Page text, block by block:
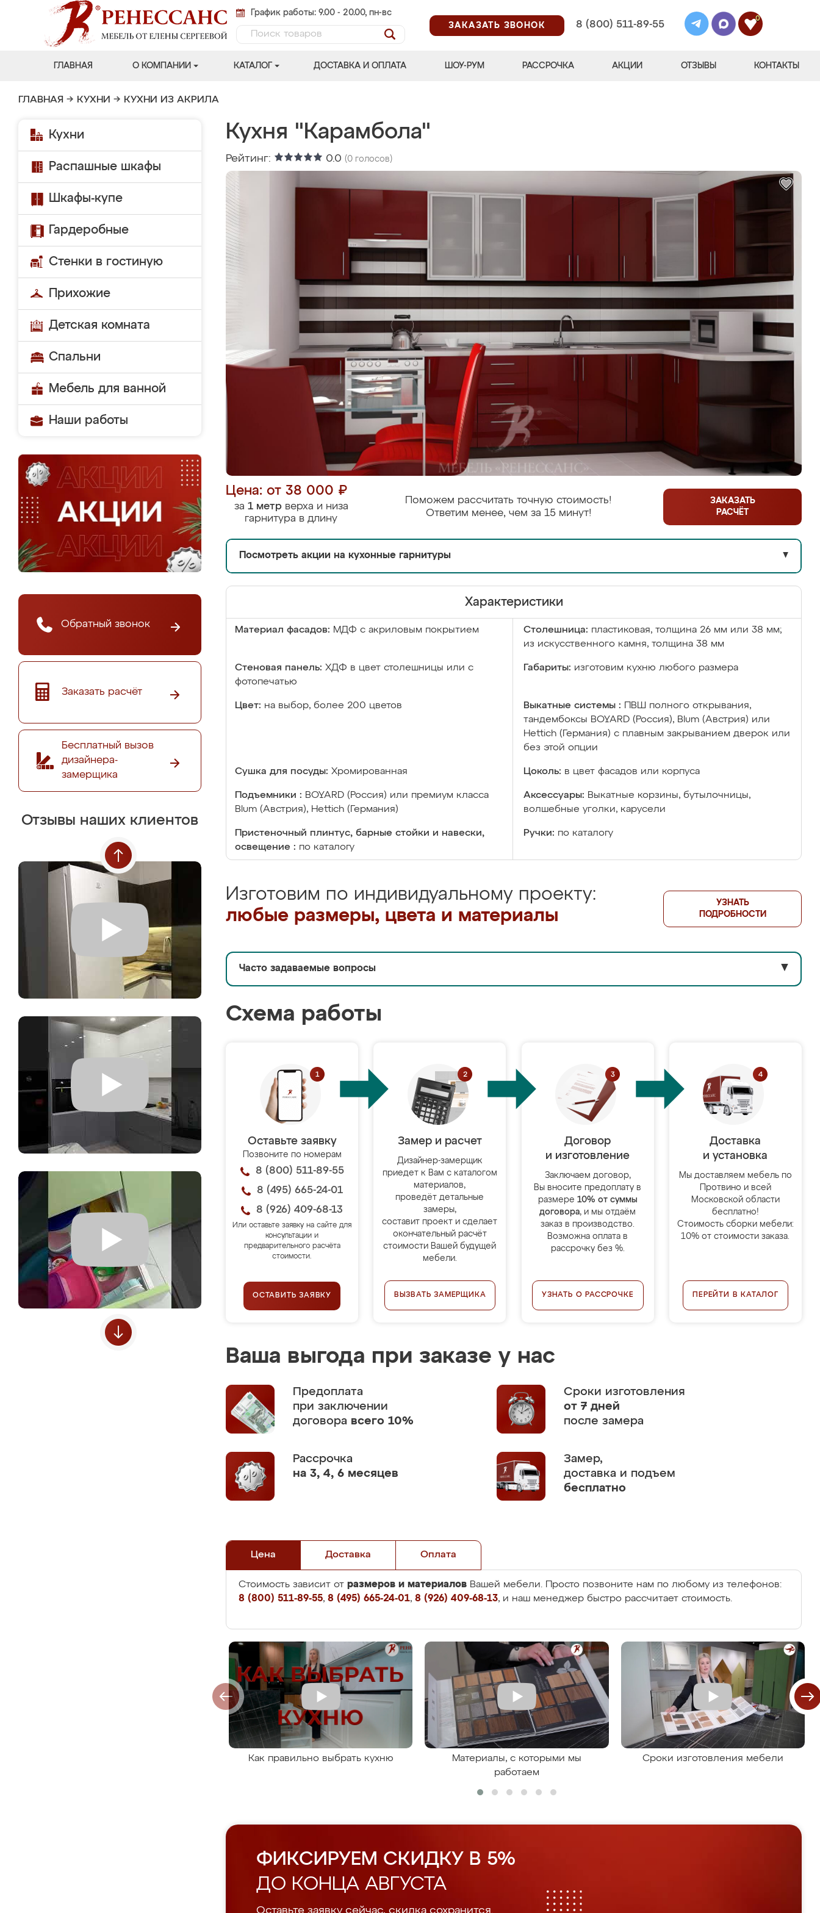
График работы: 9.00 - 20.00, пн-вс
ЗАКАЗАТЬ ЗВОНОК
8 (800) 511-89-55
0
ГЛАВНАЯ О КОМПАНИИ КАТАЛОГ ДОСТАВКА И ОПЛАТА ШОУ-РУМ РАССРОЧКА АКЦИИ ОТЗЫВЫ КОНТАКТЫ
ГЛАВНАЯ → КУХНИ → КУХНИ ИЗ АКРИЛА
Кухни
Распашные шкафы
Шкафы-купе
Гардеробные
Стенки в гостиную
Прихожие
Детская комната
Спальни
Мебель для ванной
Наши работы
Обратный звонок
Заказать расчёт
Бесплатный вызов
дизайнера-
замерщика
Отзывы наших клиентов
Кухня "Карамбола"
Рейтинг: 0.0 (0 голосов)
Цена: от 38 000 ₽
за 1 метрверха и низа
гарнитура в длину
Поможем рассчитать точную стоимость!
Ответим менее, чем за 15 минут!
ЗАКАЗАТЬ
РАСЧЁТ
Посмотреть акции на кухонные гарнитуры ▼
Характеристики
Материал фасадов: МДФ с акриловым покрытием Столешница: пластиковая, толщина 26 мм или 38 мм;
из искусственного камня, толщина 38 мм
Стеновая панель: ХДФ в цвет столешницы или с
фотопечатью
Габариты: изготовим кухню любого размера
Цвет: на выбор, более 200 цветов Выкатные системы :
ПВШ полного открывания,
тандембоксы BOYARD (Россия), Blum (Австрия) или
Hettich (Германия) с плавным закрыванием дверок или
без этой опции
Сушка для посуды: Хромированная Цоколь: в цвет фасадов или корпуса
Подъемники : BOYARD (Россия) или премиум класса
Blum (Австрия), Hettich (Германия)
Аксессуары: Выкатные корзины, бутылочницы,
волшебные уголки, карусели
Пристеночный плинтус, барные стойки и навески,
освещение : по каталогу
Ручки: по каталогу
Изготовим по индивидуальному проекту:
любые размеры, цвета и материалы
УЗНАТЬ
ПОДРОБНОСТИ
Часто задаваемые вопросы ▼
Схема работы
Оставьте заявку
Позвоните по номерам
8 (800) 511-89-55
8 (495) 665-24-01
8 (926) 409-68-13
Или оставьте заявку на сайте для
консультации и
предварительного расчёта
стоимости.
ОСТАВИТЬ ЗАЯВКУ
Замер и расчет
Дизайнер-замерщик
приедет к Вам с каталогом
материалов,
проведёт детальные
замеры,
составит проект и сделает
окончательный расчёт
стоимости Вашей будущей
мебели.
ВЫЗВАТЬ ЗАМЕРЩИКА
Договор
и изготовление
Заключаем договор,
Вы вносите предоплату в
размере 10% от суммы
договора, и мы отдаём
заказ в производство.
Возможна оплата в
рассрочку без %.
УЗНАТЬ О РАССРОЧКЕ
Доставка
и установка
Мы доставляем мебель по
Протвино и всей
Московской области
бесплатно!
Стоимость сборки мебели:
10% от стоимости заказа.
ПЕРЕЙТИ В КАТАЛОГ
Ваша выгода при заказе у нас
Предоплата
при заключении
договора всего 10%
Сроки изготовления
от 7 дней
после замера
Рассрочка
на 3, 4, 6 месяцев
Замер,
доставка и подъем
бесплатно
Цена Доставка Оплата
Стоимость зависит от размеров и материалов Вашей мебели. Просто позвоните нам по любому из телефонов:
8 (800) 511-89-55, 8 (495) 665-24-01, 8 (926) 409-68-13, и наш менеджер быстро рассчитает стоимость.
Как правильно выбрать кухню
Материалы, с которыми мы
работаем
Сроки изготовления мебели
ФИКСИРУЕМ СКИДКУ В 5%
ДО КОНЦА АВГУСТА
Оставьте заявку сейчас, скидка сохранится.